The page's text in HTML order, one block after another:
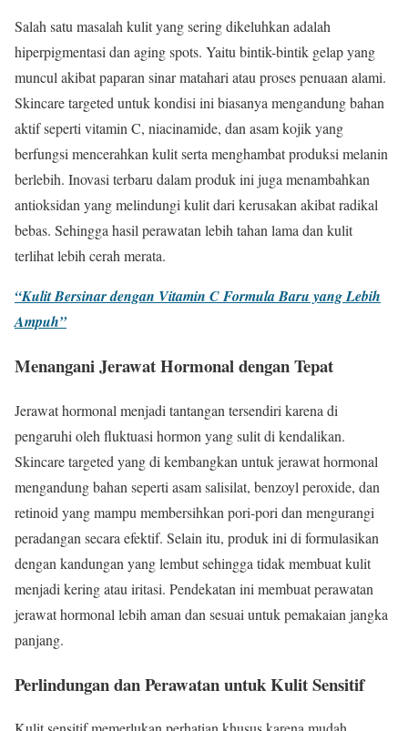
Salah satu masalah kulit yang sering dikeluhkan adalah
hiperpigmentasi dan aging spots. Yaitu bintik-bintik gelap yang
muncul akibat paparan sinar matahari atau proses penuaan alami.
Skincare targeted untuk kondisi ini biasanya mengandung bahan
aktif seperti vitamin C, niacinamide, dan asam kojik yang
berfungsi mencerahkan kulit serta menghambat produksi melanin
berlebih. Inovasi terbaru dalam produk ini juga menambahkan
antioksidan yang melindungi kulit dari kerusakan akibat radikal
bebas. Sehingga hasil perawatan lebih tahan lama dan kulit
terlihat lebih cerah merata.
“Kulit Bersinar dengan Vitamin C Formula Baru yang Lebih
Ampuh”
Menangani Jerawat Hormonal dengan Tepat
Jerawat hormonal menjadi tantangan tersendiri karena di
pengaruhi oleh fluktuasi hormon yang sulit di kendalikan.
Skincare targeted yang di kembangkan untuk jerawat hormonal
mengandung bahan seperti asam salisilat, benzoyl peroxide, dan
retinoid yang mampu membersihkan pori-pori dan mengurangi
peradangan secara efektif. Selain itu, produk ini di formulasikan
dengan kandungan yang lembut sehingga tidak membuat kulit
menjadi kering atau iritasi. Pendekatan ini membuat perawatan
jerawat hormonal lebih aman dan sesuai untuk pemakaian jangka
panjang.
Perlindungan dan Perawatan untuk Kulit Sensitif